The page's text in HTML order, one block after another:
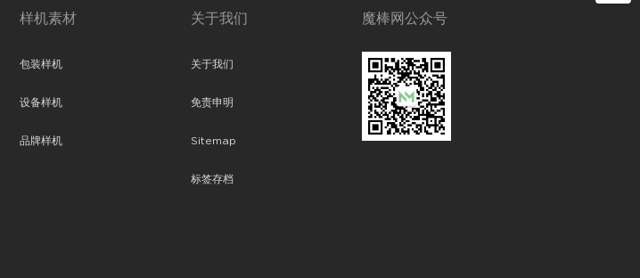
样机素材
包装样机
设备样机
品牌样机
关于我们
关于我们
免责申明
Sitemap
标签存档
魔棒网公众号